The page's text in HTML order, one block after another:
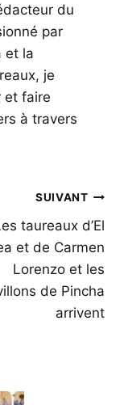
du
par
et la
je
et faire
à travers
SUIVANT
taureaux d’El
et de Carmen
Lorenzo et les
de Pincha
arrivent